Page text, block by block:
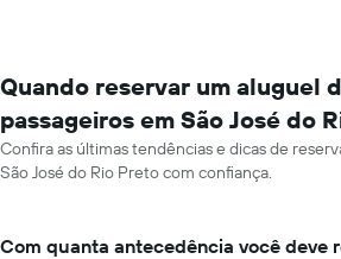
Quando reservar um aluguel
passageiros em São José do
Confira as últimas tendências e dicas de
São José do Rio Preto com confiança.
Com quanta antecedência você deve